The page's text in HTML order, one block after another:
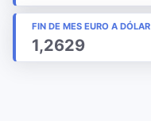
FIN DE MES EURO A DÓLAR
1,2629